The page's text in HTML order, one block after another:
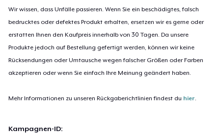
Wir wissen, dass Unfälle passieren. Wenn Sie ein beschädigtes, falsch
bedrucktes oder defektes Produkt erhalten, ersetzen wir es gerne oder
erstatten Ihnen den Kaufpreis innerhalb von 30 Tagen. Da unsere
Produkte jedoch auf Bestellung gefertigt werden, können wir keine
Rücksendungen oder Umtausche wegen falscher Größen oder Farben
akzeptieren oder wenn Sie einfach Ihre Meinung geändert haben.
Mehr Informationen zu unseren Rückgaberichtlinien findest du hier.
Kampagnen-ID: